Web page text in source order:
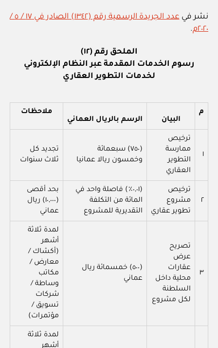
نشر في
عدد الجريدة الرسمية رقم (١٣٤٢) الصادر في ١٧ / ٥ /
٢٠٢٠م
.
الملحق رقم (١٢)
رسوم الخدمات المقدمة عبر النظام الإلكتروني
لخدمات التطوير العقاري
م
البيان
الرسم بالريال العماني
ملاحظات
١
ترخيص
ممارسة
التطوير
العقاري
(٧٥٠) سبعمائة
وخمسون ريالا عمانيا
تجديد كل
ثلاث سنوات
٢
ترخيص
مشروع
تطوير عقاري
(٠,٠١٪) فاصلة واحد في
المائة من التكلفة
التقديرية للمشروع
بحد أقصى
(١٠,٠٠٠) ريال
عماني
٣
تصريح
عرض
عقارات
محلية داخل
السلطنة
لكل مشروع
(٥٠٠) خمسمائة ريال
عماني
لمدة ثلاثة
أشهر
(أكشاك /
معارض /
مكاتب
وساطة /
شركات
تسويق /
مؤتمرات)
لمدة ثلاثة
أشهر